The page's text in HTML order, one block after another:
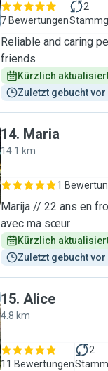
7 Bewertungen
2
Reliable and caring
friends
Kürzlich
Zuletzt gebucht vor
14. Maria
14.1 km
1
Marija // 22 ans en
avec ma sœur
Kürzlich
Zuletzt gebucht vor
15. Alice
4.8 km
11 Bewertungen
2